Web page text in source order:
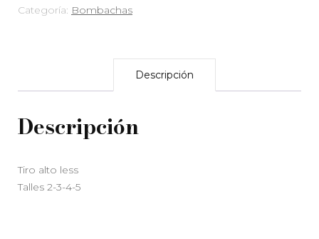
Categoría: Bombachas
Descripción
Descripción
Tiro alto less
Talles 2-3-4-5